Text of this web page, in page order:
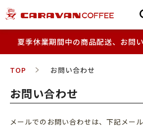
夏季休業期間中の商品配送、お問
TOP お問い合わせ
お問い合わせ
メールでのお問い合わせは、下記メー